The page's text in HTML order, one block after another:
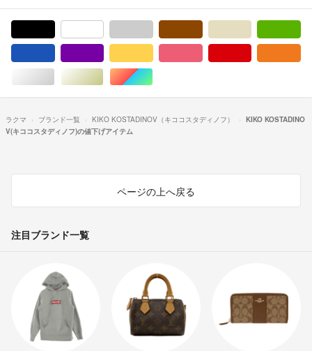
シルバー/銀色系ゴールド/金色系マルチカラー
ラクマ ブランド一覧 KIKO KOSTADINOV（キココスタディノフ）
KIKO KOSTADINO
V(キココスタディノフ)の値下げアイテム
ページの上へ戻る
注目ブランド一覧